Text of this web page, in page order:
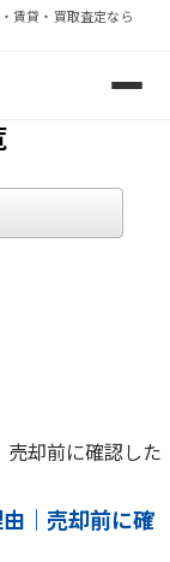
賃貸・買取査定なら
収益物件の売
｜売却前に確